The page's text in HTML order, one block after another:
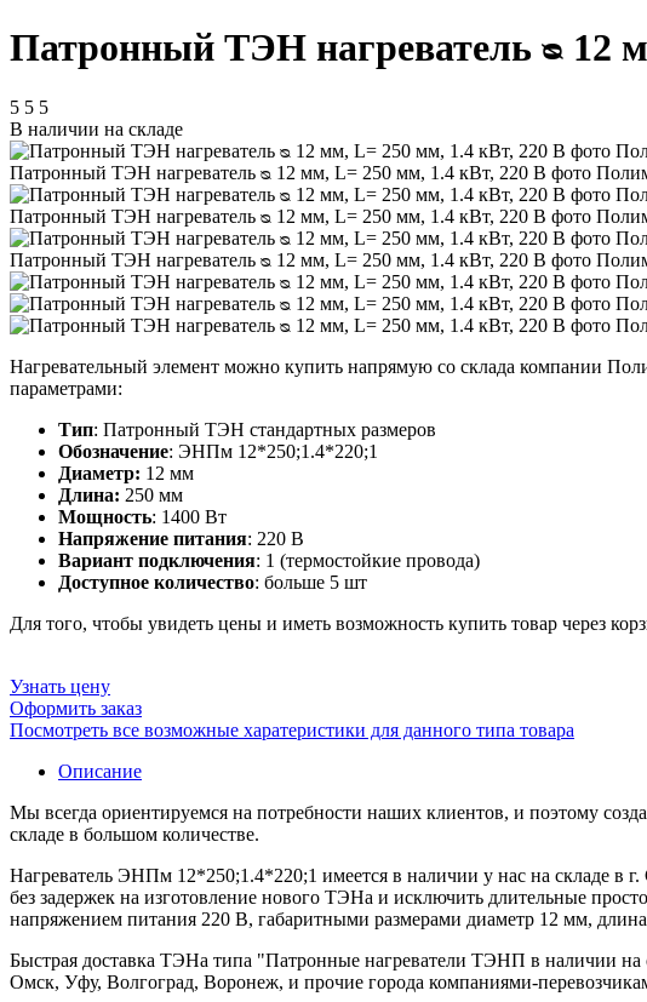
Патронный ТЭН нагреватель ᴓ 12
5 5 5
В наличии на складе
Патронный ТЭН нагреватель ᴓ 12 мм, L= 250 мм, 1.4 кВт, 220 В фото
Патронный ТЭН нагреватель ᴓ 12 мм, L= 250 мм, 1.4 кВт, 220 В фото
Патронный ТЭН нагреватель ᴓ 12 мм, L= 250 мм, 1.4 кВт, 220 В фото
Нагревательный элемент можно купить напрямую со склада компании
параметрами:
Тип: Патронный ТЭН стандартных размеров
Обозначение: ЭНПм 12*250;1.4*220;1
Диаметр: 12 мм
Длина: 250 мм
Мощность: 1400 Вт
Напряжение питания: 220 В
Вариант подключения: 1 (термостойкие провода)
Доступное количество: больше 5 шт
Для того, чтобы увидеть цены и иметь возможность купить товар через
Узнать цену
Оформить заказ
Посмотреть все возможные харатеристики для данного типа товара
Описание
Мы всегда ориентируемся на потребности наших клиентов, и поэтому
складе в большом количестве.
Нагреватель ЭНПм 12*250;1.4*220;1 имеется в наличии у нас на складе в
без задержек на изготовление нового ТЭНа и исключить длительные
напряжением питания 220 В, габаритными размерами диаметр 12 мм,
Быстрая доставка ТЭНа типа "Патронные нагреватели ТЭНП в наличии на
Омск, Уфу, Волгоград, Воронеж, и прочие города компаниями-